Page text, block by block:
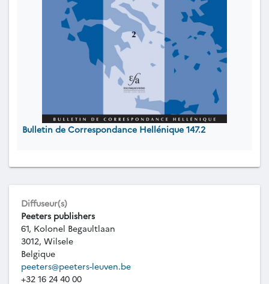
Bulletin de Correspondance Hellénique 147.2
Diffuseur(s)
Peeters publishers
61, Kolonel Begaultlaan
3012, Wilsele
Belgique
peeters@peeters-leuven.be
+32 16 24 40 00